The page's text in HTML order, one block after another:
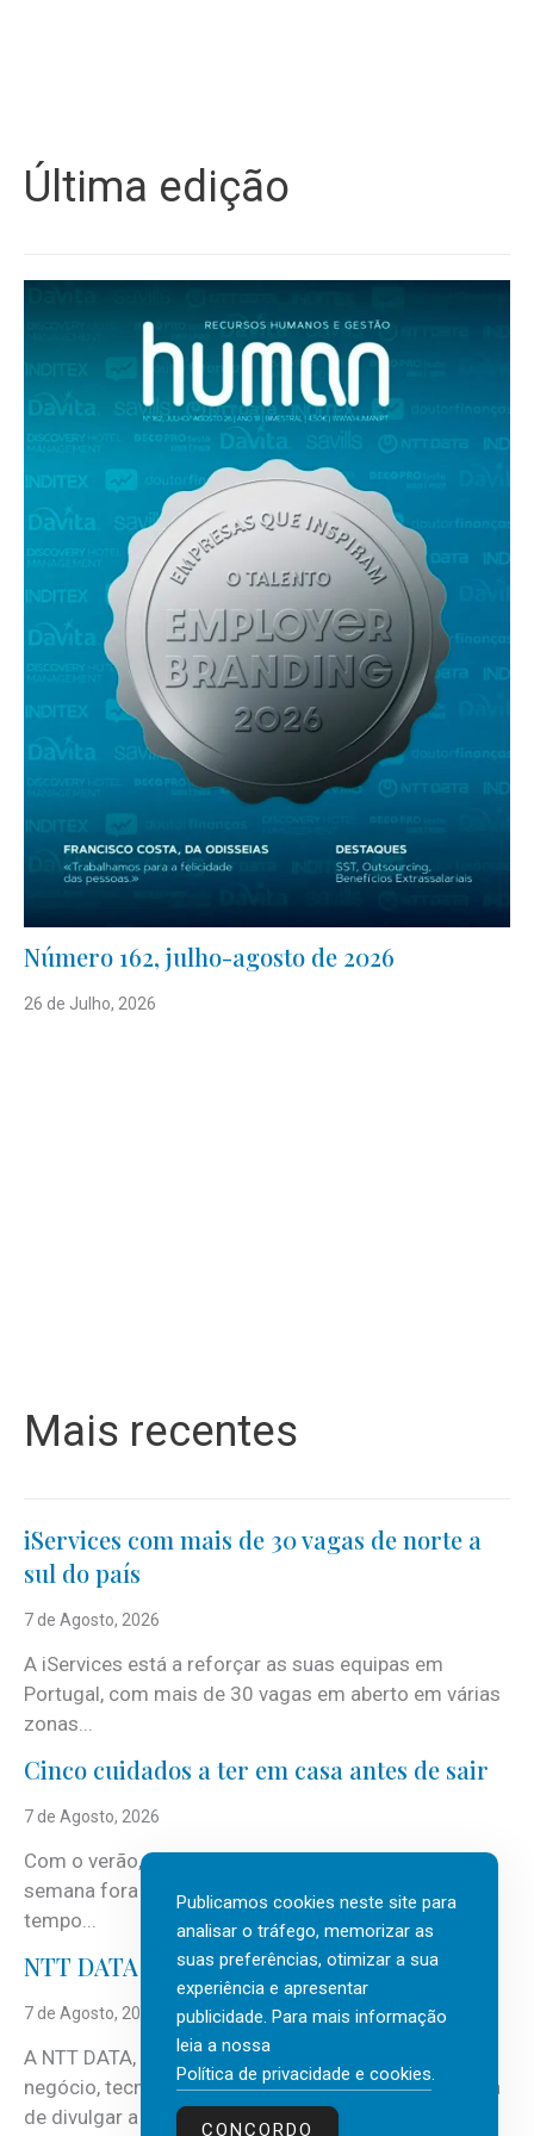
Última edição
Número 162, julho-agosto de 2026
26 de Julho, 2026
Mais recentes
iServices com mais de 30 vagas de norte a
sul do país
7 de Agosto, 2026
A iServices está a reforçar as suas equipas em
Portugal, com mais de 30 vagas em aberto em várias
zonas...
Cinco cuidados a ter em casa antes de sair
7 de Agosto, 2026
Com o verão, chegam também as férias, os fins-de-
semana fora e os dias em que a casa fica mais
tempo...
NTT DATA Insurtech Global Outlook 2026
7 de Agosto, 2026
A NTT DATA, consultora global em serviços de
negócio, tecnologia e inteligência artificial (IA), acaba
de divulgar a mais recente...
Publicamos cookies neste site para
analisar o tráfego, memorizar as
suas preferências, otimizar a sua
experiência e apresentar
publicidade. Para mais informação
leia a nossa
Política de privacidade e cookies.
CONCORDO